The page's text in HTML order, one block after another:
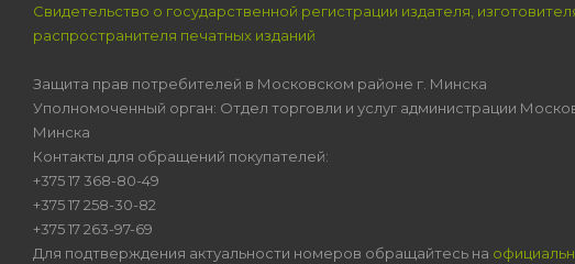
Свидетельство о государственной регистрации издателя,
распространителя печатных изданий
Защита прав потребителей в Московском районе г. Минска
Уполномоченный орган: Отдел торговли и услуг администрации
Минска
Контакты для обращений покупателей:
+375 17 368-80-49
+375 17 258-30-82
+375 17 263-97-69
Для подтверждения актуальности номеров обращайтесь на